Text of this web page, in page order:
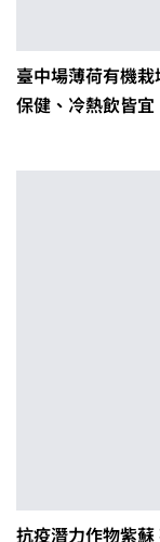
臺中場薄荷有機
保健、冷熱飲皆宜